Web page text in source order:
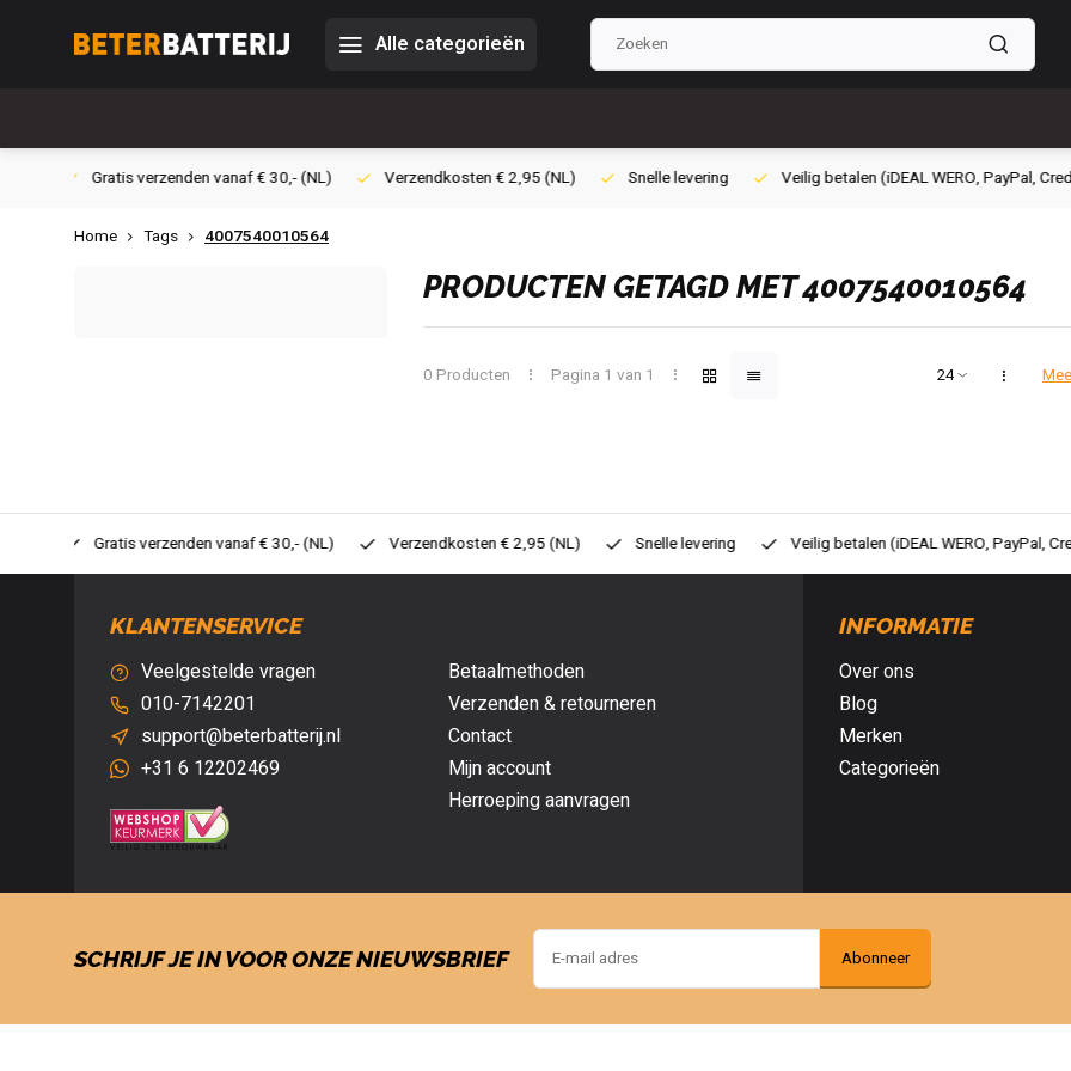
Alle categorieën
Verzendkosten € 2,95 (NL) Snelle levering Veilig betalen (iDEAL WERO, PayPal, Credit card of Achteraf betalen)
Home Tags 4007540010564
PRODUCTEN GETAGD MET 4007540010564
0 Producten Pagina 1 van 1
Verzendkosten € 2,95 (NL) Snelle levering Veilig betalen (iDEAL WERO, PayPal, Credit card of Achteraf betalen)
KLANTENSERVICE
Veelgestelde vragen
010-7142201
support@beterbatterij.nl
+31 6 12202469
Betaalmethoden
Verzenden & retourneren
Contact
Mijn account
Herroeping aanvragen
INFORMATIE
Over ons
Blog
Merken
Categorieën
SCHRIJF JE IN VOOR ONZE NIEUWSBRIEF Abonneer